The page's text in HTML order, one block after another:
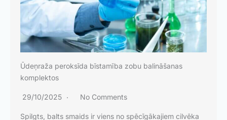
Ūdeņraža peroksīda bīstamība zobu balināšanas
komplektos
29/10/2025 No Comments
Spilgts, balts smaids ir viens no spēcīgākajiem cilvēka